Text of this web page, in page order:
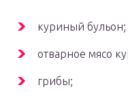
куриный бульон;
отварное мясо
грибы;